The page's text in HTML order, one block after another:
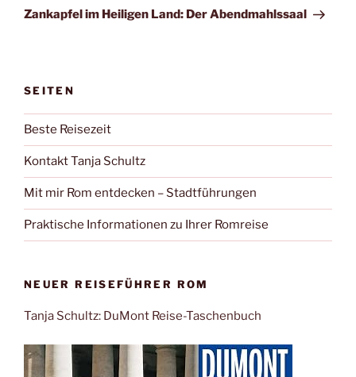
Beitrag
Zankapfel im Heiligen Land: Der Abendmahlssaal
SEITEN
Beste Reisezeit
Kontakt Tanja Schultz
Mit mir Rom entdecken – Stadtführungen
Praktische Informationen zu Ihrer Romreise
NEUER REISEFÜHRER ROM
Tanja Schultz: DuMont Reise-Taschenbuch